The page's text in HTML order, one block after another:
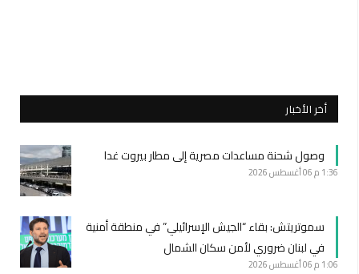
أخر الأخبار
وصول شحنة مساعدات مصرية إلى مطار بيروت غدا
1:36 م 06 أغسطس 2026
سموتريتش: بقاء “الجيش الإسرائيلي” في منطقة أمنية
في لبنان ضروري لأمن سكان الشمال
1:06 م 06 أغسطس 2026